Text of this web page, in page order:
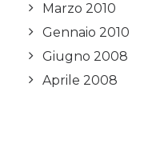
Marzo 2010
Gennaio 2010
Giugno 2008
Aprile 2008